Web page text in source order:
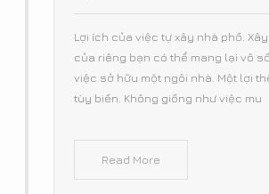
Lợi ích của việc tự xây nhà phố.
của riêng bạn có thể mang lại vô
việc sở hữu một ngôi nhà. Một lợi
tùy biến. Không giống như việc mu
Read More